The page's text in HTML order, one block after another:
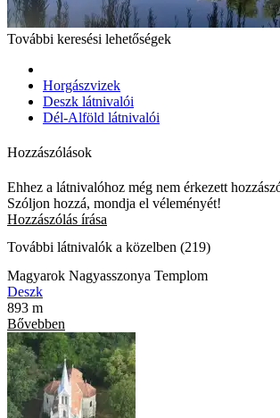
További keresési lehetőségek
Horgászvizek
Deszk látnivalói
Dél-Alföld látnivalói
Hozzászólások
Ehhez a látnivalóhoz még nem érkezett
Szóljon hozzá, mondja el véleményét!
Hozzászólás írása
További látnivalók a közelben (219)
Magyarok Nagyasszonya Templom
Deszk
893 m
Bővebben